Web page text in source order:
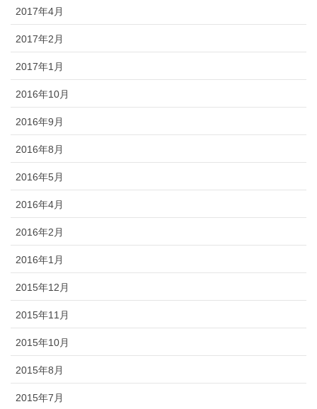
2017年4月
2017年2月
2017年1月
2016年10月
2016年9月
2016年8月
2016年5月
2016年4月
2016年2月
2016年1月
2015年12月
2015年11月
2015年10月
2015年8月
2015年7月